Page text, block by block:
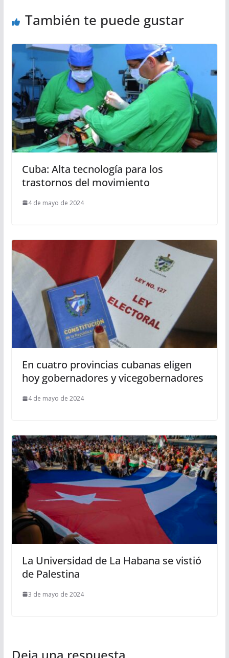
También te puede gustar
Cuba: Alta tecnología para los
trastornos del movimiento
4 de mayo de 2024
En cuatro provincias cubanas eligen
hoy gobernadores y vicegobernadores
4 de mayo de 2024
La Universidad de La Habana se vistió
de Palestina
3 de mayo de 2024
Deja una respuesta